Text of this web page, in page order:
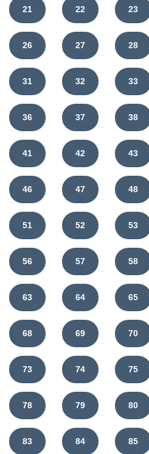
21 22 23
26 27 28
31 32 33
36 37 38
41 42 43
46 47 48
51 52 53
56 57 58
63 64 65
68 69 70
73 74 75
78 79 80
83 84 85